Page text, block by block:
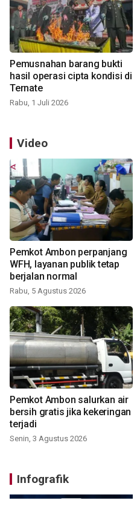
Pemusnahan barang bukti
hasil operasi cipta kondisi di
Ternate
Rabu, 1 Juli 2026
Video
Pemkot Ambon perpanjang
WFH, layanan publik tetap
berjalan normal
Rabu, 5 Agustus 2026
Pemkot Ambon salurkan air
bersih gratis jika kekeringan
terjadi
Senin, 3 Agustus 2026
Infografik